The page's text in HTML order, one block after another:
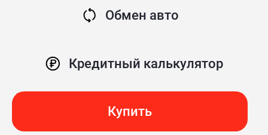
Обмен авто
Кредитный калькулятор
Купить